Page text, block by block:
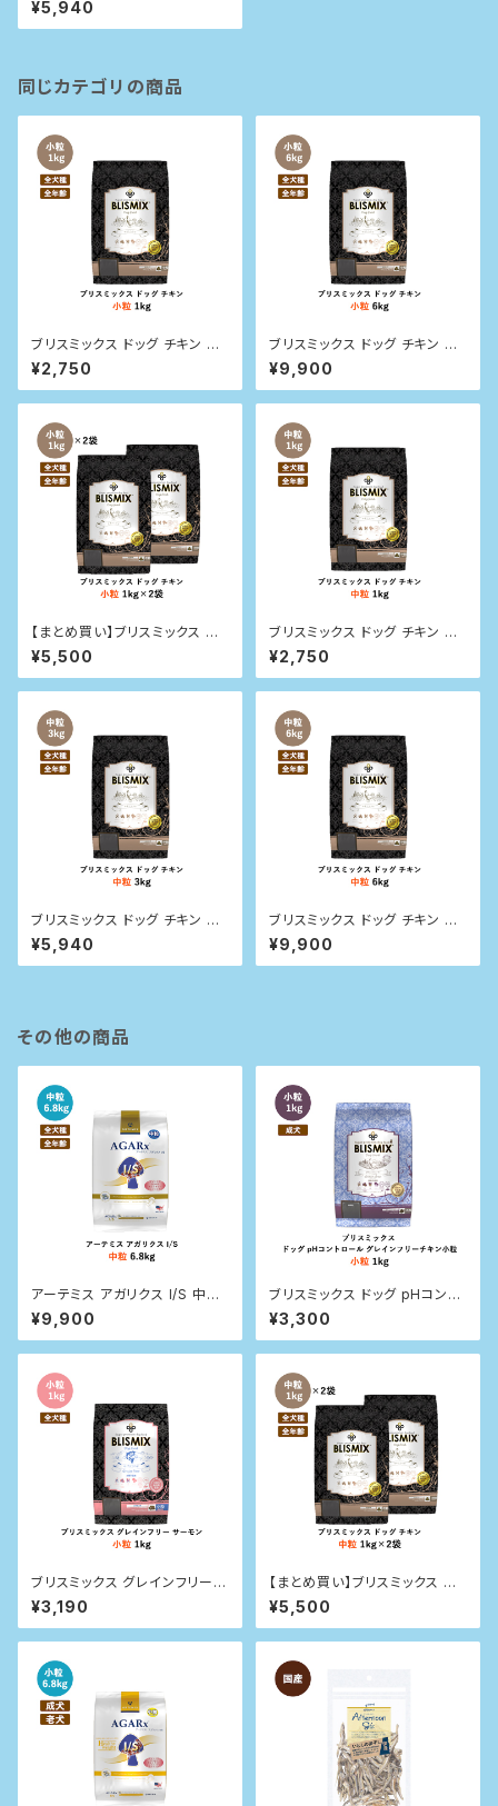
¥5,940
同じカテゴリの商品
ブリスミックス ドッグ チキン 小
粒 1kg
¥2,750
ブリスミックス ドッグ チキン 小
粒 6kg
¥9,900
【まとめ買い】ブリスミックス ドッ
グ チキン 小粒 1kg×2袋
¥5,500
ブリスミックス ドッグ チキン 中
粒 1kg
¥2,750
ブリスミックス ドッグ チキン 中
粒 3kg
¥5,940
ブリスミックス ドッグ チキン 中
粒 6kg
¥9,900
その他の商品
アーテミス アガリクス I/S 中粒
6.8kg
¥9,900
ブリスミックス ドッグ pHコント
ロール グレインフリーチキン小
粒（犬用） 1kg
¥3,300
ブリスミックス グレインフリー
サーモン小粒(犬用) 1kg
¥3,190
【まとめ買い】ブリスミックス ドッ
グ チキン 中粒 1kg×2袋
¥5,500